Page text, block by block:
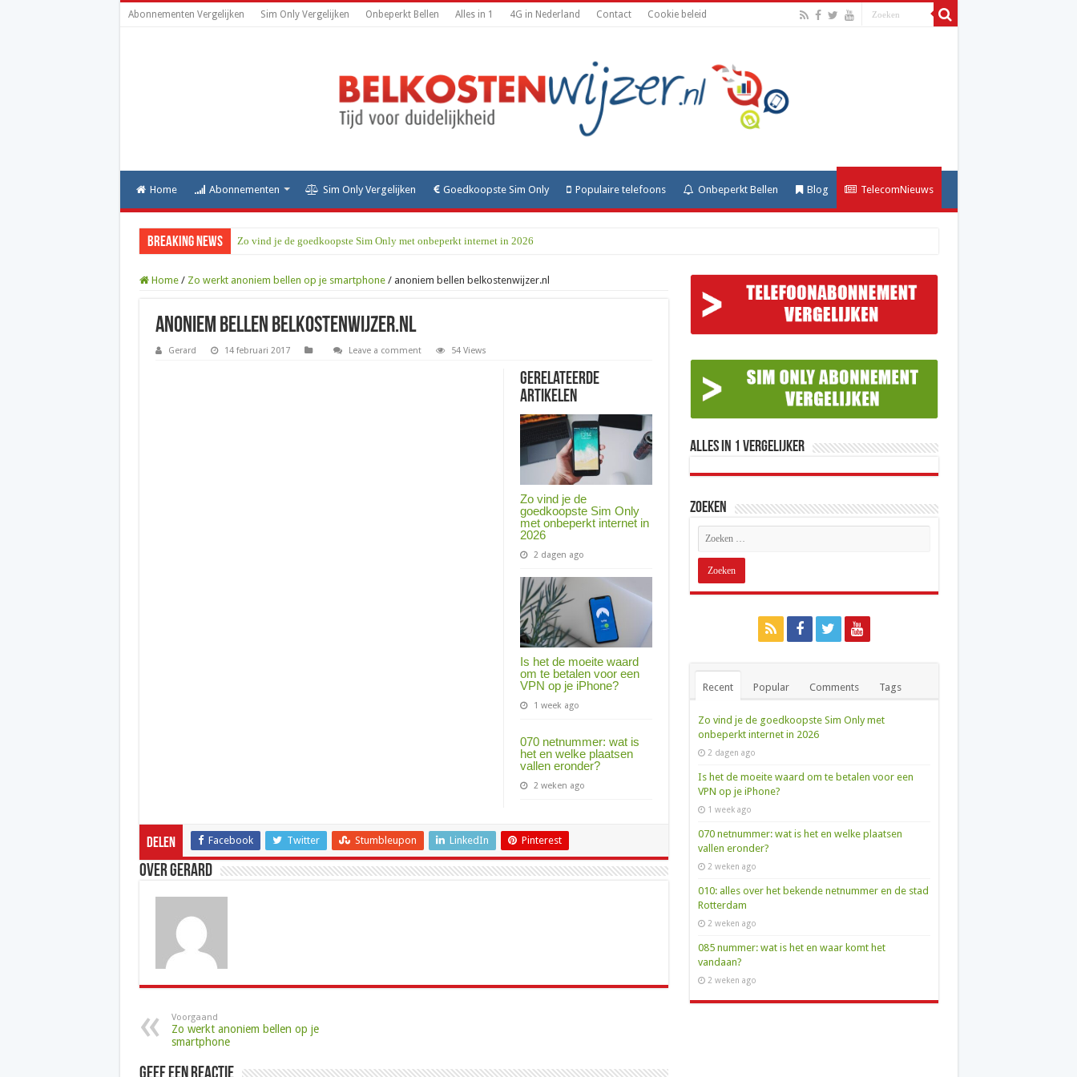
Abonnementen Vergelijken Sim Only Vergelijken Onbeperkt Bellen Alles in 1 4G in Nederland Contact Cookie beleid
Home Abonnementen Sim Only Vergelijken Goedkoopste Sim Only Populaire telefoons Onbeperkt Bellen Blog TelecomNieuws
Breaking News Zo vind je de goedkoopste Sim Only met onbeperkt internet in 2026
Home / Zo werkt anoniem bellen op je smartphone / anoniem bellen belkostenwijzer.nl
anoniem bellen belkostenwijzer.nl
Gerard 14 februari 2017 Leave a comment 54 Views
Gerelateerde
Artikelen
Zo vind je de
goedkoopste Sim Only
met onbeperkt internet in
2026
2 dagen ago
Is het de moeite waard
om te betalen voor een
VPN op je iPhone?
1 week ago
070 netnummer: wat is
het en welke plaatsen
vallen eronder?
2 weken ago
Delen Facebook Twitter Stumbleupon LinkedIn Pinterest
Over Gerard
Voorgaand
Zo werkt anoniem bellen op je
smartphone
Alles in 1 Vergelijker
Zoeken
Recent Popular Comments Tags
Zo vind je de goedkoopste Sim Only met
onbeperkt internet in 2026
2 dagen ago
Is het de moeite waard om te betalen voor een
VPN op je iPhone?
1 week ago
070 netnummer: wat is het en welke plaatsen
vallen eronder?
2 weken ago
010: alles over het bekende netnummer en de stad
Rotterdam
2 weken ago
085 nummer: wat is het en waar komt het
vandaan?
2 weken ago